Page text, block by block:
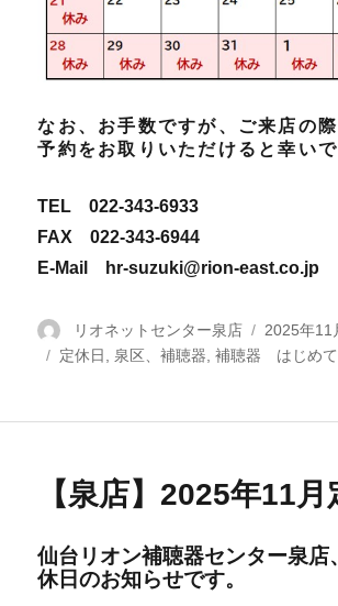
なお、お手数ですが、ご来店の
予約をお取りいただけると幸いで
TEL 022-343-6933
FAX 022-343-6944
E-Mail hr-suzuki@rion-east.co.jp
投
稿
リオネットセンター泉店
投
稿
2025年11
タ
定休日 泉区、補聴器 補聴器 はじめて
【泉店】2025年11月
仙台リオン補聴器センター泉店
休日のお知らせです。